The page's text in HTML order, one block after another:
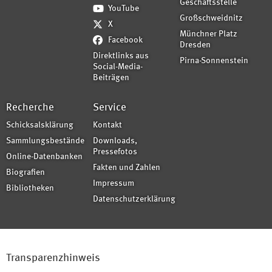
YouTube
X
Facebook
Direktlinks aus
Social-Media-
Beiträgen
Geschäftsstelle
Großschweidnitz
Münchner Platz
Dresden
Pirna-Sonnenstein
Recherche
Schicksalsklärung
Sammlungsbestände
Online-Datenbanken
Biografien
Bibliotheken
Service
Kontakt
Downloads,
Pressefotos
Fakten und Zahlen
Impressum
Datenschutzerklärung
Transparenzhinweis